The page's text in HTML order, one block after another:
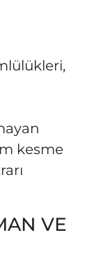
kesme
VE